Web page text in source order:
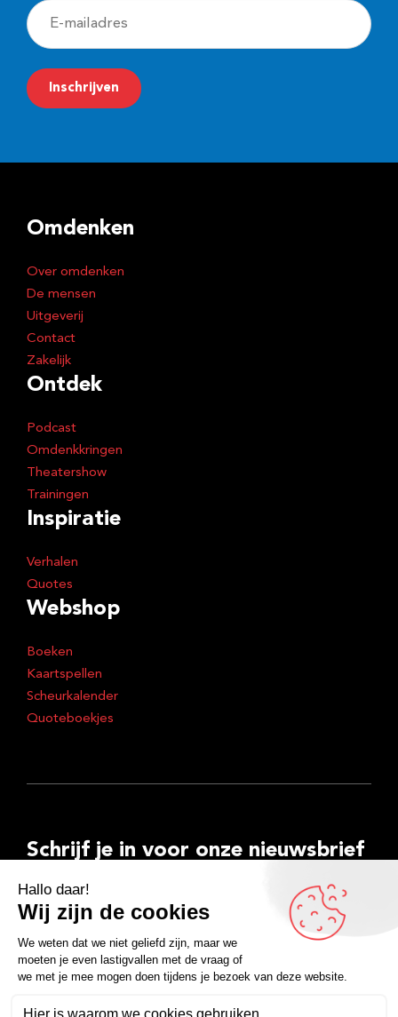
E
-
m
a
r
s
Inschrijven
Omdenken
Over omdenken
De mensen
Uitgeverij
Contact
Zakelijk
Ontdek
Podcast
Omdenkkringen
Theatershow
Trainingen
Inspiratie
Verhalen
Quotes
Webshop
Boeken
Kaartspellen
Scheurkalender
Quoteboekjes
Schrijf je in voor onze nieuwsbrief
E-
mailadres
Inschrijven
FacebookInstagramLinkedInYouTubeSpotify